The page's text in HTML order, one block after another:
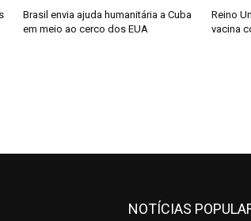
Brasil envia ajuda humanitária a Cuba
em meio ao cerco dos EUA
Reino
vacina
NOTÍCIAS